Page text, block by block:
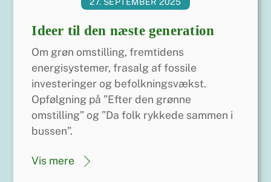
Ideer til den næste generation
Om grøn omstilling, fremtidens
energisystemer, frasalg af fossile
investeringer og befolkningsvækst.
Opfølgning på ”Efter den grønne
omstilling” og ”Da folk rykkede sammen i
bussen”.
Vis mere